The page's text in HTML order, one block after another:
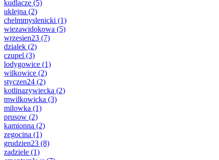
kudlacze (5)
uklejna (2)
chelmmyslenicki (1)
wiezawidokowa (5)
wrzesien23 (7)
dzialek (2)
czupel (3)
lodygowice (1)
wilkowice (2)
styczen24 (2)
kotlinazywiecka (2)
mwilkowicka (3)
milowka (1)
prusow (2)
kamionna (2)
zegocina (1)
grudzien23 (8)
zadziele (1)